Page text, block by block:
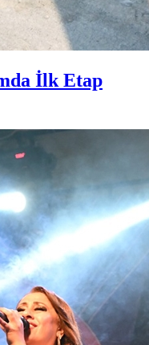
İlk Etap